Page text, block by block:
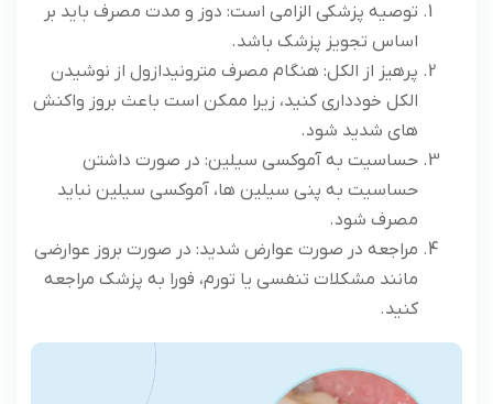
توصیه پزشکی الزامی است: دوز و مدت مصرف باید بر
اساس تجویز پزشک باشد.
پرهیز از الکل: هنگام مصرف مترونیدازول از نوشیدن
الکل خودداری کنید، زیرا ممکن است باعث بروز واکنش‌
های شدید شود.
حساسیت به آموکسی سیلین: در صورت داشتن
حساسیت به پنی ‌سیلین‌ ها، آموکسی سیلین نباید
مصرف شود.
مراجعه در صورت عوارض شدید: در صورت بروز عوارضی
مانند مشکلات تنفسی یا تورم، فورا به پزشک مراجعه
کنید.